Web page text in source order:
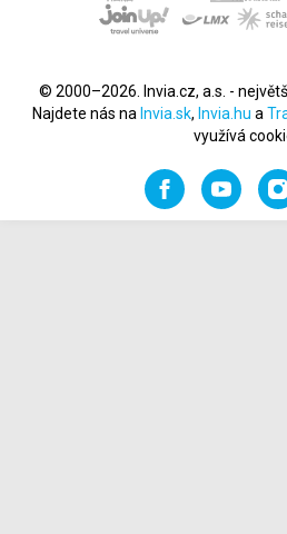
© 2000–2026. Invia.cz, a.s. -
Najdete nás na Invia.sk, Invia.hu a
využívá
FacebookYouTube